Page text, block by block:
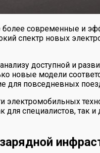
современные и
спектр новых
доступной и
новые модели
для повседневных
специалистов, так